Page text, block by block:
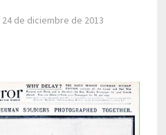
24 de diciembre de 2013